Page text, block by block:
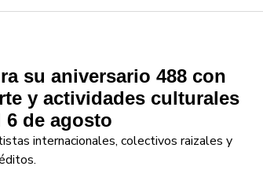
su aniversario 488 con
y actividades culturales
6 de agosto
internacionales, colectivos raizales y